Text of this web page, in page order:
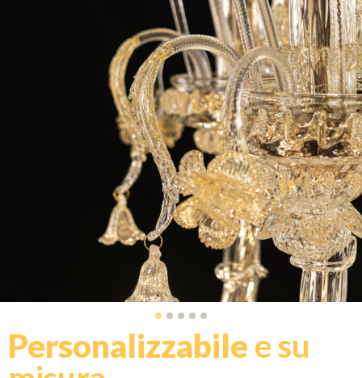
Personalizzabile e su